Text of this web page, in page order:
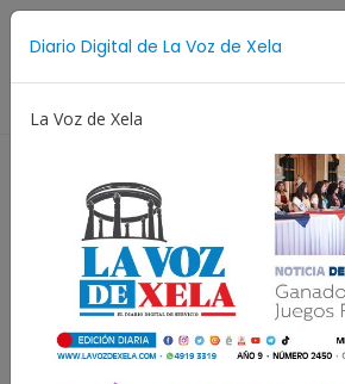
Diario Digital de La Voz de Xela
La Voz de Xela
Festival de Bandas 2026